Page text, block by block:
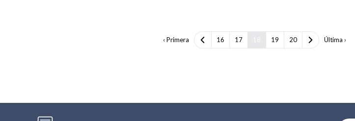
‹ Primera 16 17 19 20 Última ›